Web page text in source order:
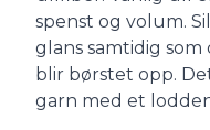
spenst og volum.
glans samtidig
blir børstet opp.
garn med et